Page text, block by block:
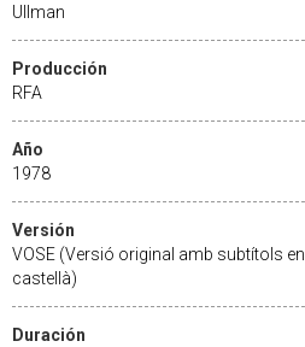
Ullman
Producción
RFA
Año
1978
Versión
VOSE (Versió original amb subtítols en
castellà)
Duración